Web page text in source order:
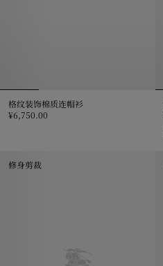
格纹装饰棉质连帽衫
¥6,750.00
修身剪裁